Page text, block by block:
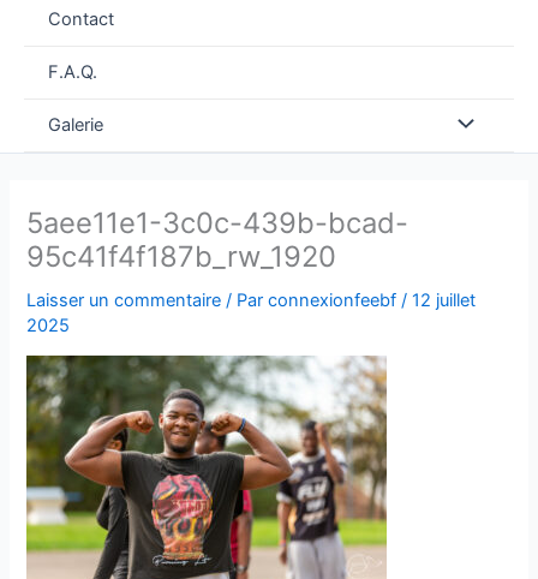
Contact
F.A.Q.
Galerie
5aee11e1-3c0c-439b-bcad-
95c41f4f187b_rw_1920
Laisser un commentaire / Parconnexionfeebf/12 juillet
2025